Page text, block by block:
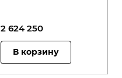
2 624 250
В корзину